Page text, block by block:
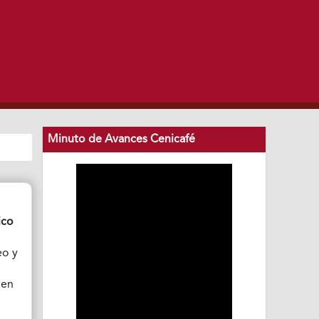
y
Minuto de Avances Cenicafé